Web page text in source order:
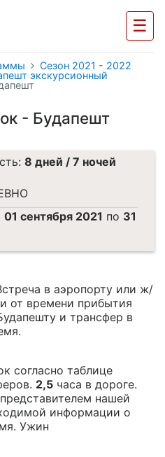
☰
Cезон 2021 - 2022
экскурсионный
- Будапешт
8 дней / 7 ночей
01 сентября 2021 по 31
в аэропорту или ж/
от времени прибытия
и трансфер в
согласно таблице
2,5 часа в дороге.
нашей
информации о
Ужин